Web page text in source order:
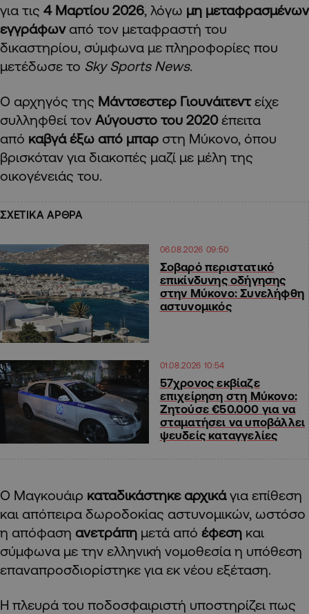
για τις 4 Μαρτίου 2026, λόγω μη μεταφρασμένων
εγγράφωναπό τον μεταφραστή του
δικαστηρίου, σύμφωνα με πληροφορίες που
μετέδωσε το Sky Sports News.
Ο αρχηγός της Μάντσεστερ Γιουνάιτεντείχε
συλληφθεί τον Αύγουστο του 2020έπειτα
από καβγά έξω από μπαρ στη Μύκονο, όπου
βρισκόταν για διακοπές μαζί με μέλη της
οικογένειάς του.
ΣΧΕΤΙΚΑ ΑΡΘΡΑ
06.08.2026 09:50
Σοβαρό περιστατικό
επικίνδυνης οδήγησης
στην Μύκονο: Συνελήφθη
αστυνομικός
01.08.2026 10:54
57χρονος εκβίαζε
επιχείρηση στη Μύκονο:
Ζητούσε €50.000 για να
σταματήσει να υποβάλλει
ψευδείς καταγγελίες
Ο Μαγκουάιρ καταδικάστηκε αρχικάγια επίθεση
και απόπειρα δωροδοκίας αστυνομικών, ωστόσο
η απόφαση ανετράπη μετά από έφεση και
σύμφωνα με την ελληνική νομοθεσία η υπόθεση
επαναπροσδιορίστηκε για εκ νέου εξέταση.
Η πλευρά του ποδοσφαιριστή υποστηρίζει πως